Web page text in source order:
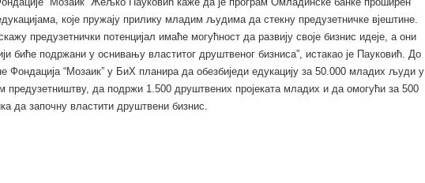
које пружају прилику младим људима да стекну предузетничке вјештине.
предузетнички потенцијал имаће могућност да развију своје бизнис идеје, а они
биће подржани у оснивању властитог друштвеног бизниса”, истакао је Пауковић. До
Фондација “Мозаик” у БиХ планира да обезбиједи едукацију за 50.000 младих људи у
предузетништву, да подржи 1.500 друштвених пројеката младих и да омогући за 500
да започну властити друштвени бизнис.